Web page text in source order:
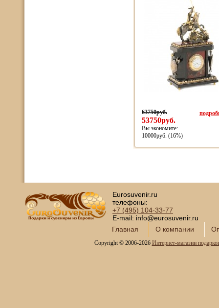
63750руб.
53750руб.
Вы экономите:
10000руб. (16%)
Eurosuvenir.ru
телефоны:
+7 (495) 104-33-77
E-mail: info@eurosuvenir.ru
Главная
О компании
Copyright © 2006-2026 Интернет-магазин